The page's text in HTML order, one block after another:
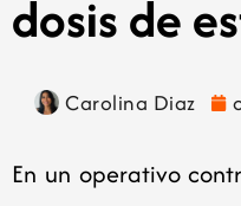
dosis de
Carolina Diaz
En un operativo